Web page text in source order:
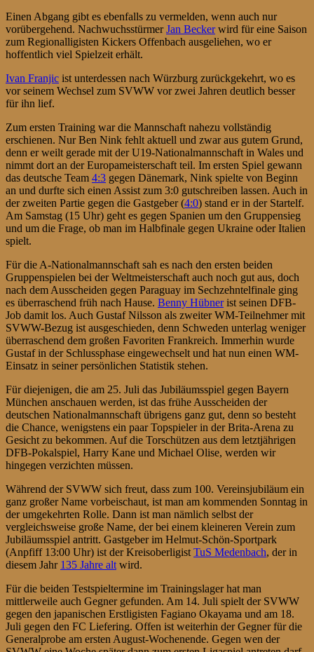
Einen Abgang gibt es ebenfalls zu vermelden, wenn auch nur
vorübergehend. NachwuchsstürmerJan Beckerwird für eine Saison
zum Regionalligisten Kickers Offenbach ausgeliehen, wo er
hoffentlich viel Spielzeit erhält.
Ivan Franjic ist unterdessen nach Würzburg zurückgekehrt, wo es
vor seinem Wechsel zum SVWW vor zwei Jahren deutlich besser
für ihn lief.
Zum ersten Training war die Mannschaft nahezu vollständig
erschienen. Nur Ben Nink fehlt aktuell und zwar aus gutem Grund,
denn er weilt gerade mit der U19-Nationalmannschaft in Wales und
nimmt dort an der Europameisterschaft teil. Im ersten Spiel gewann
das deutsche Team 4:3 gegen Dänemark, Nink spielte von Beginn
an und durfte sich einen Assist zum 3:0 gutschreiben lassen. Auch in
der zweiten Partie gegen die Gastgeber (4:0) stand er in der Startelf.
Am Samstag (15 Uhr) geht es gegen Spanien um den Gruppensieg
und um die Frage, ob man im Halbfinale gegen Ukraine oder Italien
spielt.
Für die A-Nationalmannschaft sah es nach den ersten beiden
Gruppenspielen bei der Weltmeisterschaft auch noch gut aus, doch
nach dem Ausscheiden gegen Paraguay im Sechzehntelfinale ging
es überraschend früh nach Hause. Benny Hübnerist seinen DFB-
Job damit los. Auch Gustaf Nilsson als zweiter WM-Teilnehmer mit
SVWW-Bezug ist ausgeschieden, denn Schweden unterlag weniger
überraschend dem großen Favoriten Frankreich. Immerhin wurde
Gustaf in der Schlussphase eingewechselt und hat nun einen WM-
Einsatz in seiner persönlichen Statistik stehen.
Für diejenigen, die am 25. Juli das Jubiläumsspiel gegen Bayern
München anschauen werden, ist das frühe Ausscheiden der
deutschen Nationalmannschaft übrigens ganz gut, denn so besteht
die Chance, wenigstens ein paar Topspieler in der Brita-Arena zu
Gesicht zu bekommen. Auf die Torschützen aus dem letztjährigen
DFB-Pokalspiel, Harry Kane und Michael Olise, werden wir
hingegen verzichten müssen.
Während der SVWW sich freut, dass zum 100. Vereinsjubiläum ein
ganz großer Name vorbeischaut, ist man am kommenden Sonntag in
der umgekehrten Rolle. Dann ist man nämlich selbst der
vergleichsweise große Name, der bei einem kleineren Verein zum
Jubiläumsspiel antritt. Gastgeber im Helmut-Schön-Sportpark
(Anpfiff 13:00 Uhr) ist der Kreisoberligist TuS Medenbach, der in
diesem Jahr 135 Jahre alt wird.
Für die beiden Testspieltermine im Trainingslager hat man
mittlerweile auch Gegner gefunden. Am 14. Juli spielt der SVWW
gegen den japanischen Erstligisten Fagiano Okayama und am 18.
Juli gegen den FC Liefering. Offen ist weiterhin der Gegner für die
Generalprobe am ersten August-Wochenende. Gegen wen der